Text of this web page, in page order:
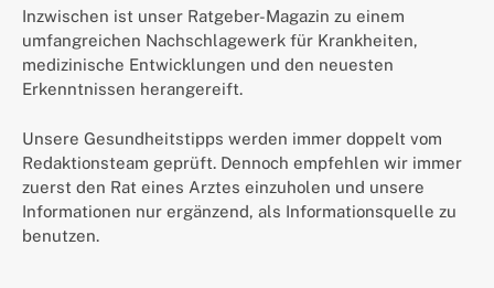
Inzwischen ist unser Ratgeber-Magazin zu einem
umfangreichen Nachschlagewerk für Krankheiten,
medizinische Entwicklungen und den neuesten
Erkenntnissen herangereift.
Unsere Gesundheitstipps werden immer doppelt vom
Redaktionsteam geprüft. Dennoch empfehlen wir immer
zuerst den Rat eines Arztes einzuholen und unsere
Informationen nur ergänzend, als Informationsquelle zu
benutzen.